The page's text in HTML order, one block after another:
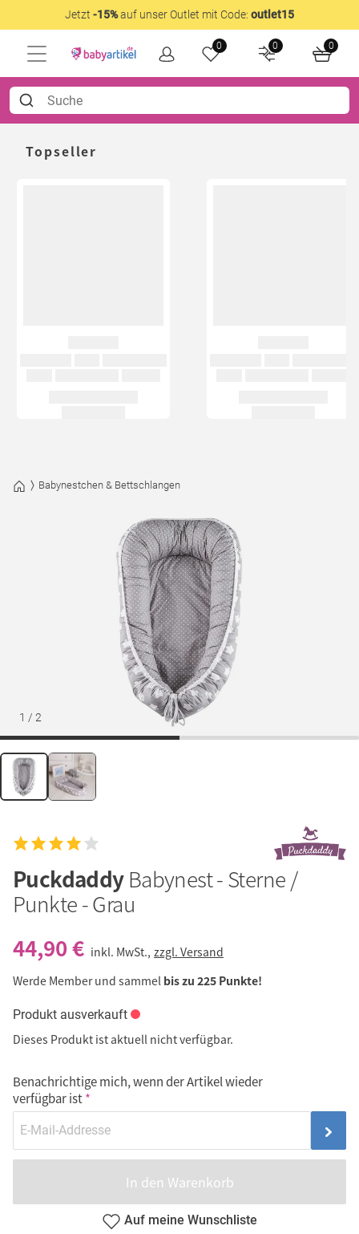
Jetzt -15%auf unser Outlet mit Code: outlet15
0 0 0
Topseller
Babynestchen & Bettschlangen
1 / 2
PuckdaddyBabynest - Sterne /
Punkte - Grau
44,90 € inkl. MwSt., zzgl. Versand
Werde Member und sammel bis zu 225 Punkte!
Produkt ausverkauft
Dieses Produkt ist aktuell nicht verfügbar.
Benachrichtige mich, wenn der Artikel wieder
verfügbar ist
In den Warenkorb
Auf meine Wunschliste